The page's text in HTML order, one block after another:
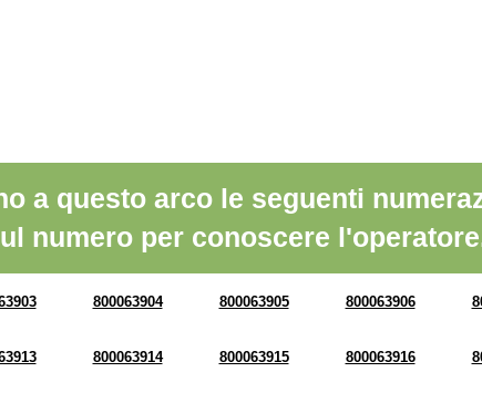
a questo arco le seguenti
numero per conoscere
800063904 800063905 800063906
800063914 800063915 800063916